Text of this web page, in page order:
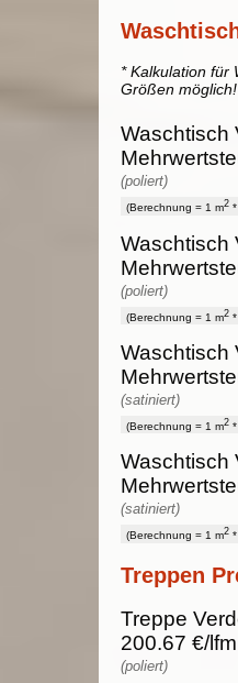
* Kalkulation für
Größen
Waschtisch
(poliert)
(Berechnung = 1 m2
Waschtisch
(poliert)
(Berechnung = 1 m2
Waschtisch
(satiniert)
(Berechnung = 1 m2
Waschtisch
(satiniert)
(Berechnung = 1 m2
Treppen
Treppe
200.67 €/
(poliert)